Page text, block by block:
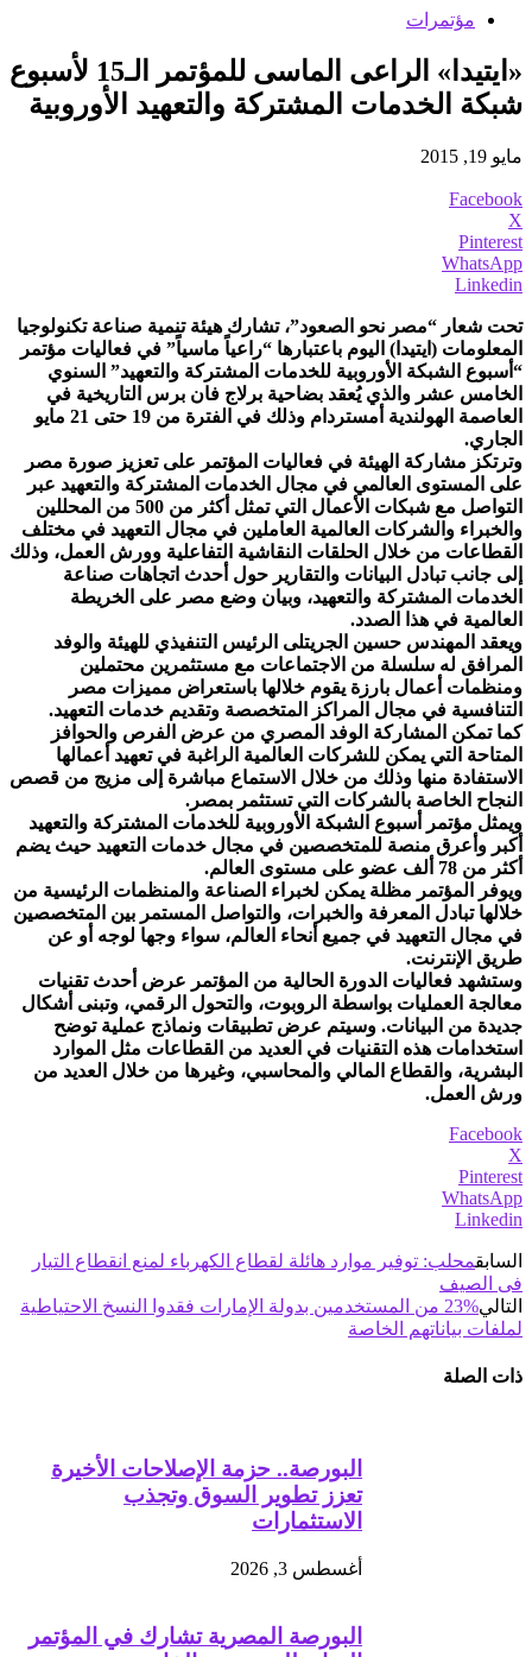
مؤتمرات
«ايتيدا» الراعى الماسى للمؤتمر الـ15 لأسبوع
شبكة الخدمات المشتركة والتعهيد الأوروبية
مايو 19, 2015
Facebook
X
Pinterest
WhatsApp
Linkedin
تحت شعار “مصر نحو الصعود”، تشارك هيئة تنمية صناعة تكنولوجيا
المعلومات (ايتيدا) اليوم باعتبارها “راعياً ماسياً” في فعاليات مؤتمر
“أسبوع الشبكة الأوروبية للخدمات المشتركة والتعهيد” السنوي
الخامس عشر والذي يُعقد بضاحية برلاج فان برس التاريخية في
العاصمة الهولندية أمستردام وذلك في الفترة من 19 حتى 21 مايو
الجاري.
وترتكز مشاركة الهيئة في فعاليات المؤتمر على تعزيز صورة مصر
على المستوى العالمي في مجال الخدمات المشتركة والتعهيد عبر
التواصل مع شبكات الأعمال التي تمثل أكثر من 500 من المحللين
والخبراء والشركات العالمية العاملين في مجال التعهيد في مختلف
القطاعات من خلال الحلقات النقاشية التفاعلية وورش العمل، وذلك
إلى جانب تبادل البيانات والتقارير حول أحدث اتجاهات صناعة
الخدمات المشتركة والتعهيد، وبيان وضع مصر على الخريطة
العالمية في هذا الصدد.
ويعقد المهندس حسين الجريتلى الرئيس التنفيذي للهيئة والوفد
المرافق له سلسلة من الاجتماعات مع مستثمرين محتملين
ومنظمات أعمال بارزة يقوم خلالها باستعراض مميزات مصر
التنافسية في مجال المراكز المتخصصة وتقديم خدمات التعهيد.
كما تمكن المشاركة الوفد المصري من عرض الفرص والحوافز
المتاحة التي يمكن للشركات العالمية الراغبة في تعهيد أعمالها
الاستفادة منها وذلك من خلال الاستماع مباشرة إلى مزيج من قصص
النجاح الخاصة بالشركات التي تستثمر بمصر.
ويمثل مؤتمر أسبوع الشبكة الأوروبية للخدمات المشتركة والتعهيد
أكبر وأعرق منصة للمتخصصين في مجال خدمات التعهيد حيث يضم
أكثر من 78 ألف عضو على مستوى العالم.
ويوفر المؤتمر مظلة يمكن لخبراء الصناعة والمنظمات الرئيسية من
خلالها تبادل المعرفة والخبرات، والتواصل المستمر بين المتخصصين
في مجال التعهيد في جميع أنحاء العالم، سواء وجها لوجه أو عن
طريق الإنترنت.
وستشهد فعاليات الدورة الحالية من المؤتمر عرض أحدث تقنيات
معالجة العمليات بواسطة الروبوت، والتحول الرقمي، وتبنى أشكال
جديدة من البيانات. وسيتم عرض تطبيقات ونماذج عملية توضح
استخدامات هذه التقنيات في العديد من القطاعات مثل الموارد
البشرية، والقطاع المالي والمحاسبي، وغيرها من خلال العديد من
ورش العمل.
Facebook
X
Pinterest
WhatsApp
Linkedin
السابقمحلب: توفير موارد هائلة لقطاع الكهرباء لمنع انقطاع التيار
فى الصيف
التالي
%23 من المستخدمين بدولة الإمارات فقدوا النسخ الاحتياطية
لملفات بياناتهم الخاصة
ذات الصلة
البورصة.. حزمة الإصلاحات الأخيرة
تعزز تطوير السوق وتجذب
الاستثمارات
أغسطس 3, 2026
البورصة المصرية تشارك في المؤتمر